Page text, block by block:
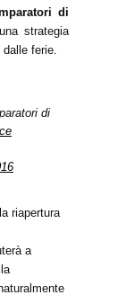
di
strategia
ferie.
di
riapertura
a